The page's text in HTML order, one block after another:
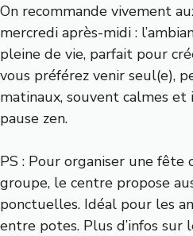
On recommande vivement
mercredi après-midi :
pleine de vie, parfait pour
vous préférez venir seul(e),
matinaux, souvent calmes
pause zen.
PS : Pour organiser une fête
groupe, le centre propose
ponctuelles. Idéal pour les
entre potes. Plus d’infos sur